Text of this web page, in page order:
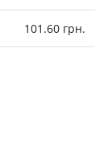
101.60 грн.